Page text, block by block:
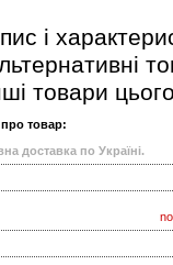
і
товари
про товар:
доставка по Україні.